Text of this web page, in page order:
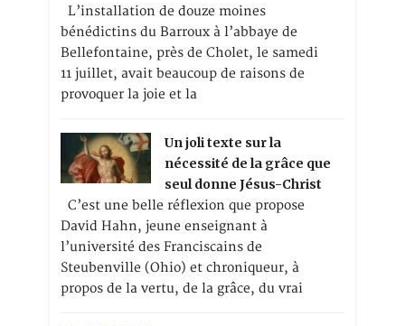
L’installation de douze moines
bénédictins du Barroux à l’abbaye de
Bellefontaine, près de Cholet, le samedi
11 juillet, avait beaucoup de raisons de
provoquer la joie et la
Un joli texte sur la
nécessité de la grâce que
seul donne Jésus-Christ
C’est une belle réflexion que propose
David Hahn, jeune enseignant à
l’université des Franciscains de
Steubenville (Ohio) et chroniqueur, à
propos de la vertu, de la grâce, du vrai